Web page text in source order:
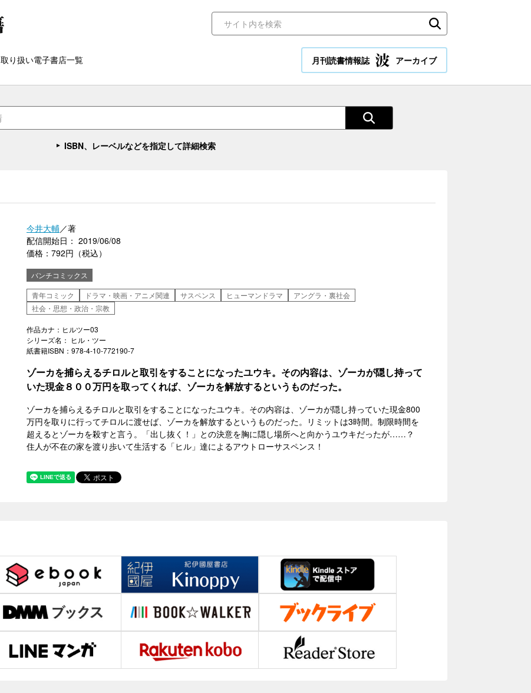
取り扱い電子書店一覧 月刊読書情報誌 アーカイブ
ISBN、レーベルなどを指定して詳細検索
今井大輔／著
配信開始日： 2019/06/08
価格：792円（税込）
バンチコミックス
青年コミック
ドラマ・映画・アニメ関連 サスペンス ヒューマンドラマ
アングラ・裏社会
社会・思想・政治・宗教
作品カナ：ヒルツー03
シリーズ名： ヒル・ツー
紙書籍ISBN：978-4-10-772190-7
ゾーカを捕らえるチロルと取引をすることになったユウキ。その内容は、ゾーカが隠し持って
いた現金８００万円を取ってくれば、ゾーカを解放するというものだった。
ゾーカを捕らえるチロルと取引をすることになったユウキ。その内容は、ゾーカが隠し持っていた現金800
万円を取りに行ってチロルに渡せば、ゾーカを解放するというものだった。リミットは3時間。制限時間を
超えるとゾーカを殺すと言う。「出し抜く！」との決意を胸に隠し場所へと向かうユウキだったが……？
住人が不在の家を渡り歩いて生活する「ヒル」達によるアウトローサスペンス！